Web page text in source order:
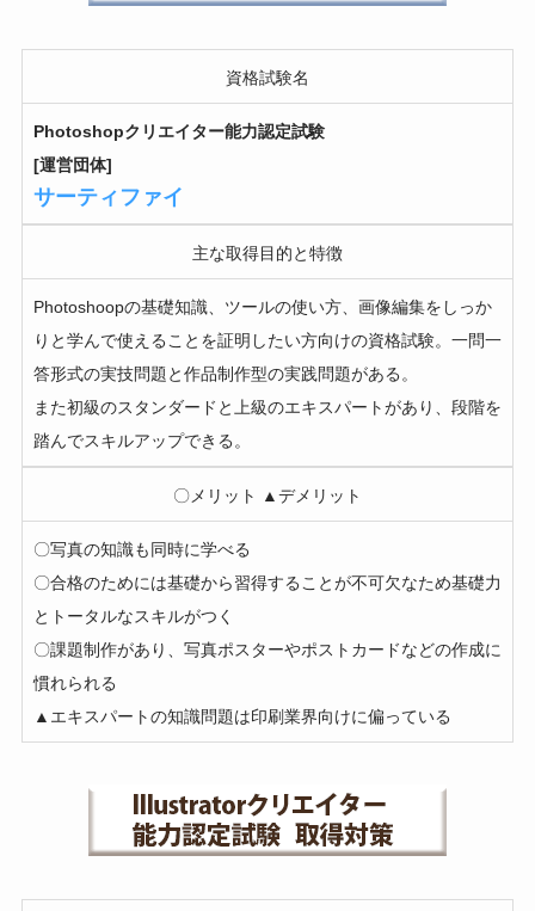
資格試験名
Photoshopクリエイター能力認定試験
[運営団体]
サーティファイ
主な取得目的と特徴
Photoshoopの基礎知識、ツールの使い方、画像編集をしっか
りと学んで使えることを証明したい方向けの資格試験。一問一
答形式の実技問題と作品制作型の実践問題がある。
また初級のスタンダードと上級のエキスパートがあり、段階を
踏んでスキルアップできる。
〇メリット ▲デメリット
〇写真の知識も同時に学べる
〇合格のためには基礎から習得することが不可欠なため基礎力
とトータルなスキルがつく
〇課題制作があり、写真ポスターやポストカードなどの作成に
慣れられる
▲エキスパートの知識問題は印刷業界向けに偏っている